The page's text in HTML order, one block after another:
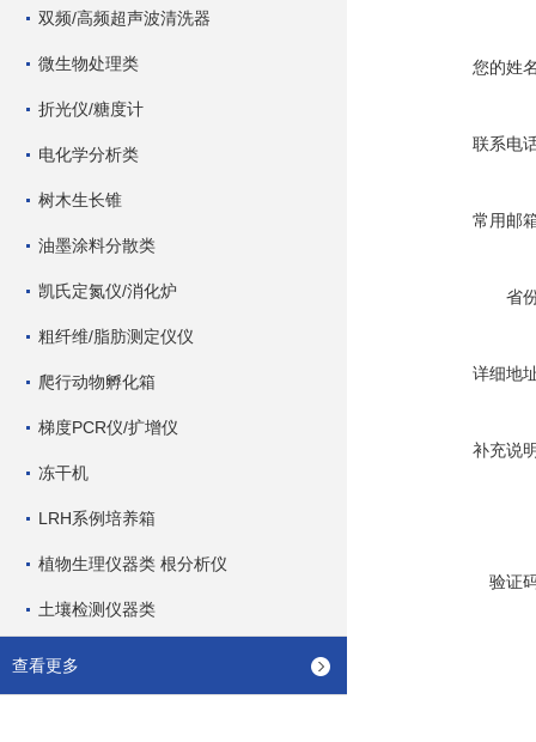
双频/高频超声波清洗器
微生物处理类
折光仪/糖度计
电化学分析类
树木生长锥
油墨涂料分散类
凯氏定氮仪/消化炉
粗纤维/脂肪测定仪仪
爬行动物孵化箱
梯度PCR仪/扩增仪
冻干机
LRH系例培养箱
植物生理仪器类 根分析仪
土壤检测仪器类
查看更多
您的姓
联系电
常用邮
省
详细地
补充说
验证